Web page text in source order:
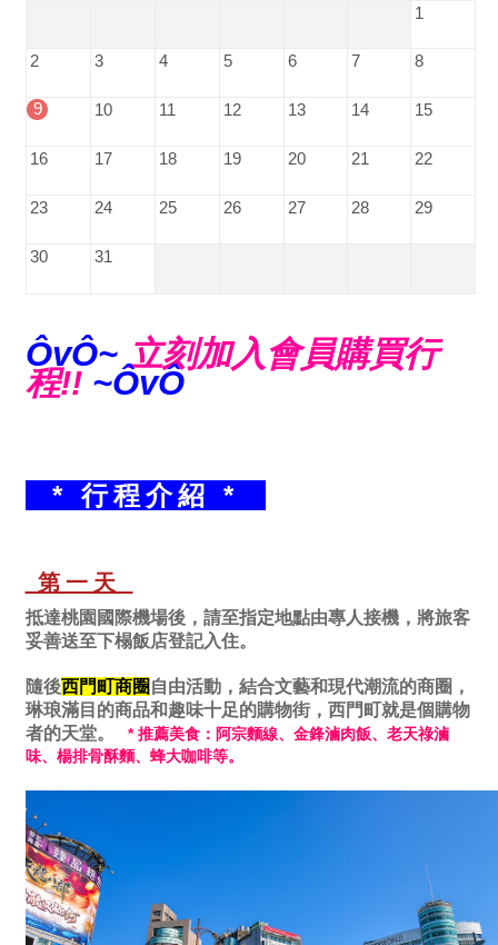
1
2 3 4 5 6 7 8
9 10 11 12 13 14 15
16 17 18 19 20 21 22
23 24 25 26 27 28 29
30 31
ÔvÔ~立刻加入會員購買行
程!! ~ÔvÔ
* 行程介紹 *
第一天
抵達桃園國際機場後，請至指定地點由專人接機，將旅客
妥善送至下榻飯店登記入住。
隨後西門町商圈 自由活動，結合文藝和現代潮流的商圈，
琳琅滿目的商品和趣味十足的購物街，西門町就是個購物
者的天堂。 * 推薦美食：阿宗麵線、金鋒滷肉飯、老天祿滷
味、楊排骨酥麵、蜂大咖啡等。